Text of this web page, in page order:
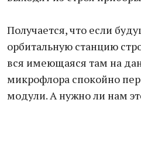
Получается, что если
орбитальную станцию
вся имеющаяся там на
микрофлора спокойно
модули. А нужно ли нам